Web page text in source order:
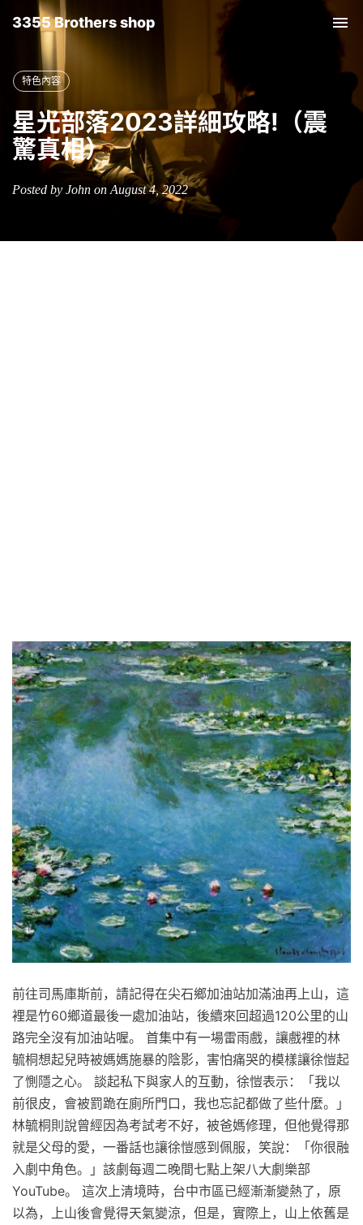
3355 Brothers shop
特色內容
星光部落2023詳細攻略!（震
驚真相）
Posted by John on August 4, 2022
前往司馬庫斯前，請記得在尖石鄉加油站加滿油再上山，這
裡是竹60鄉道最後一處加油站，後續來回超過120公里的山
路完全沒有加油站喔。 首集中有一場雷雨戲，讓戲裡的林
毓桐想起兒時被媽媽施暴的陰影，害怕痛哭的模樣讓徐愷起
了惻隱之心。 談起私下與家人的互動，徐愷表示：「我以
前很皮，會被罰跪在廁所門口，我也忘記都做了些什麼。」
林毓桐則說曾經因為考試考不好，被爸媽修理，但他覺得那
就是父母的愛，一番話也讓徐愷感到佩服，笑說：「你很融
入劇中角色。」該劇每週二晚間七點上架八大劇樂部
YouTube。 這次上清境時，台中市區已經漸漸變熱了，原
以為，上山後會覺得天氣變涼，但是，實際上，山上依舊是